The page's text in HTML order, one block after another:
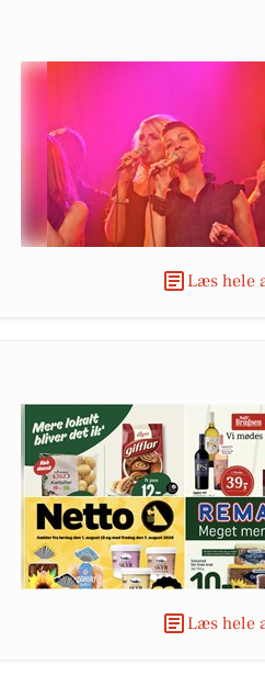
Læs hele
Læs hele